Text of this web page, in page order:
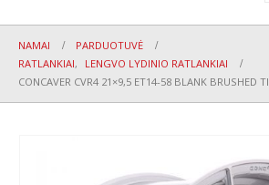
NAMAI
PARDUOTUVĖ
RATLANKIAI,
LENGVO LYDINIO RATLANKIAI
CONCAVER CVR4 21×9,5 ET14-58 BLANK BRUSHED